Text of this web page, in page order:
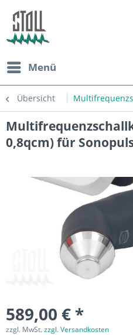
Menü
Übersicht
0,8qcm) für
589,00 € *
zzgl. MwSt.zzgl. Versandkosten